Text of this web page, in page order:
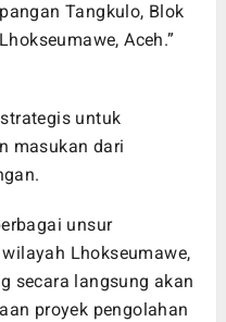
Tangkulo, Blok
Aceh.”
untuk
masukan dari
unsur
Lhokseumawe,
secara langsung akan
proyek pengolahan